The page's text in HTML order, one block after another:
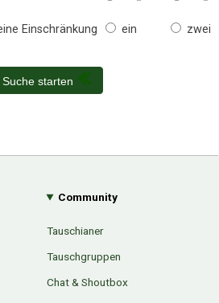
Einschränkung ein zwei
Suche starten
Community
Tauschianer
Tauschgruppen
Chat & Shoutbox